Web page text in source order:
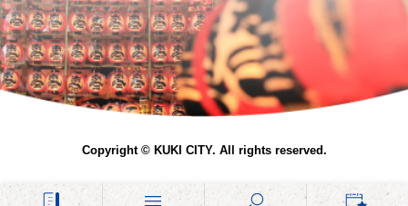
Copyright © KUKI CITY. All rights reserved.